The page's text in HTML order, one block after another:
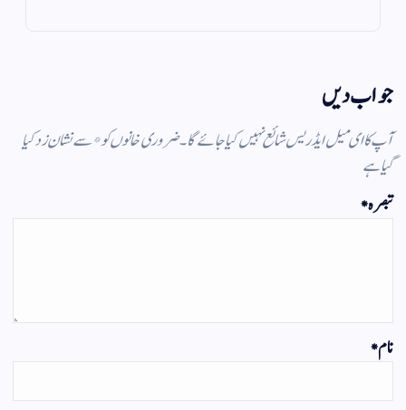
جواب دیں
آپ کا ای میل ایڈریس شائع نہیں کیا جائے گا۔ضروری خانوں کو*سے نشان زد کیا
گیا ہے
تبصرہ*
نام*